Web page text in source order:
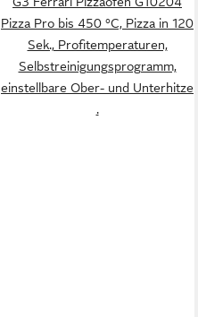
Pizza Pro bis 450 °C, Pizza in 120
Sek., Profitemperaturen,
Selbstreinigungsprogramm,
einstellbare Ober- und Unterhitze
.